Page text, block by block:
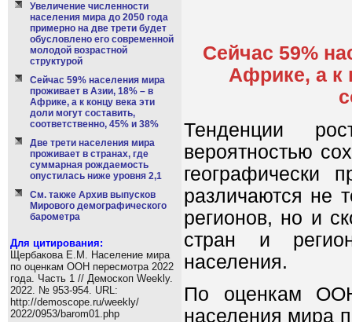
Увеличение численности
населения мира до 2050 года
примерно на две трети будет
обусловлено его современной
молодой возрастной
структурой
Сейчас 59% населения мира
проживает в Азии, 18% – в
Африке, а к концу века эти
доли могут составить,
соответственно, 45% и 38%
Две трети населения мира
проживает в странах, где
суммарная рождаемость
опустилась ниже уровня 2,1
См. также Архив выпусков
Мирового демографического
барометра
Для цитирования:
Щербакова Е.М. Население мира
по оценкам ООН пересмотра 2022
года. Часть 1 // Демоскоп Weekly.
2022. № 953-954. URL:
http://demoscope.ru/weekly/
2022/0953/barom01.php
Сейчас 59%
Африке, а к
Тенденции
вероятностью
географически
различаются не
регионов, но и
стран и
населения.
По оценкам
населения мира